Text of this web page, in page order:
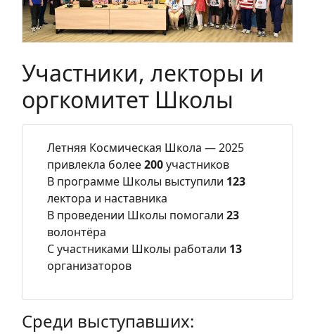
Участники, лекторы и
оргкомитет Школы
Летняя Космическая Школа — 2025
привлекла более200участников
В программе Школы выступили 123
лектора и наставника
В проведении Школы помогали 23
волонтёра
С участниками Школы работали 13
организаторов
Среди выступавших: